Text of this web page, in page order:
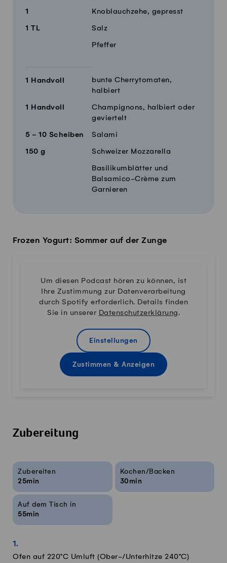
1 Knoblauchzehe, gepresst
1 TL Salz
Pfeffer
1 Handvoll
bunte Cherrytomaten,
halbiert
1 Handvoll
Champignons, halbiert oder
geviertelt
5 - 10 Scheiben Salami
150 g Schweizer Mozzarella
Basilikumblätter und
Balsamico-Crème zum
Garnieren
Frozen Yogurt: Sommer auf der Zunge
Um diesen Podcast hören zu können, ist
Ihre Zustimmung zur Datenverarbeitung
durch Spotify erforderlich. Details finden
Sie in unserer Datenschutzerklärung.
Einstellungen
Zustimmen & Anzeigen
Zubereitung
Rezeptinfos
Zubereiten
25min
Kochen/Backen
30min
Auf dem Tisch in
55min
Ofen auf 220°C Umluft (Ober-/Unterhitze 240°C)